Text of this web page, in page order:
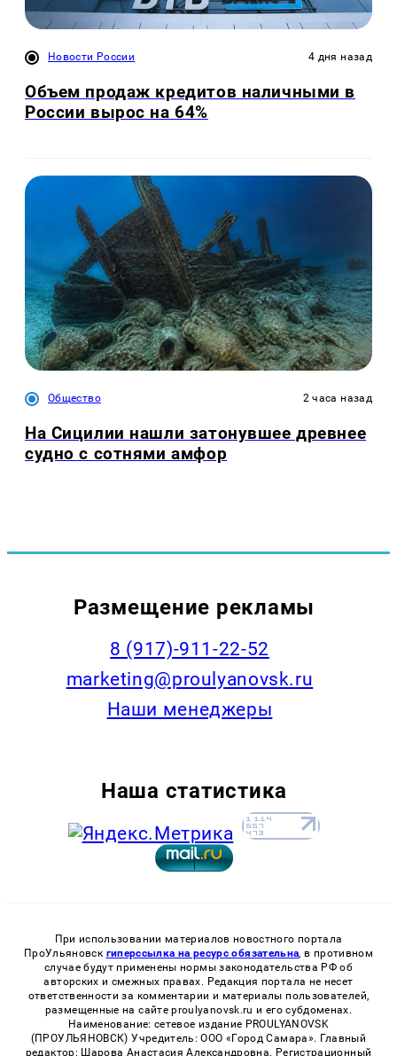
Новости России 4 дня назад
Объем продаж кредитов наличными в
России вырос на 64%
Общество 2 часа назад
На Сицилии нашли затонувшее древнее
судно с сотнями амфор
Размещение рекламы
8 (917)-911-22-52
marketing@proulyanovsk.ru
Наши менеджеры
Наша статистика
При использовании материалов новостного портала
ПроУльяновск гиперссылка на ресурс обязательна, в противном
случае будут применены нормы законодательства РФ об
авторских и смежных правах. Редакция портала не несет
ответственности за комментарии и материалы пользователей,
размещенные на сайте proulyanovsk.ru и его субдоменах.
Наименование: сетевое издание PROULYANOVSK
(ПРОУЛЬЯНОВСК) Учредитель: ООО «Город Самара». Главный
редактор: Шарова Анастасия Александровна. Регистрационный